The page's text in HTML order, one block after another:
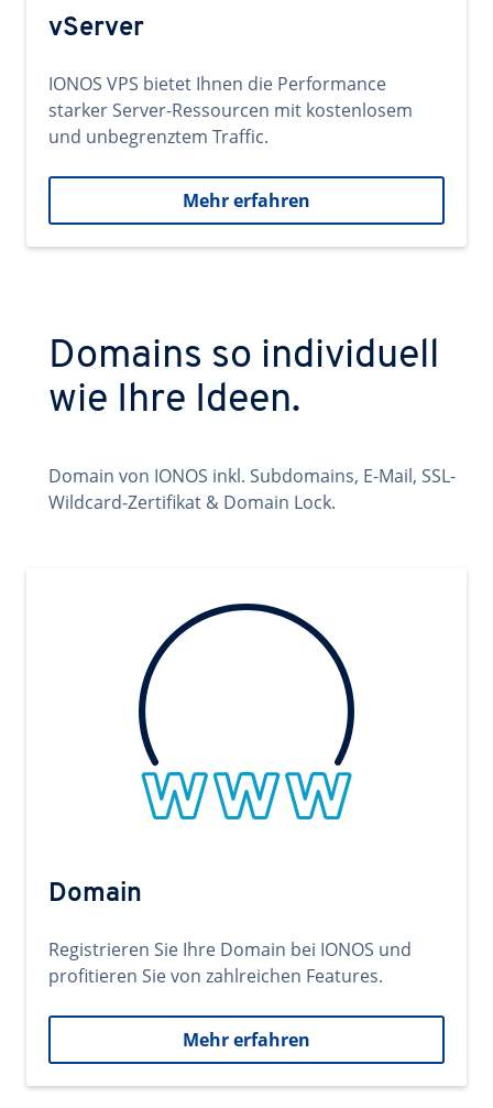
vServer
IONOS VPS bietet Ihnen die Performance
starker Server-Ressourcen mit kostenlosem
und unbegrenztem Traffic.
Mehr erfahren
Domains so individuell
wie Ihre Ideen.
Domain von IONOS inkl. Subdomains, E-Mail, SSL-
Wildcard-Zertifikat & Domain Lock.
Domain
Registrieren Sie Ihre Domain bei IONOS und
profitieren Sie von zahlreichen Features.
Mehr erfahren